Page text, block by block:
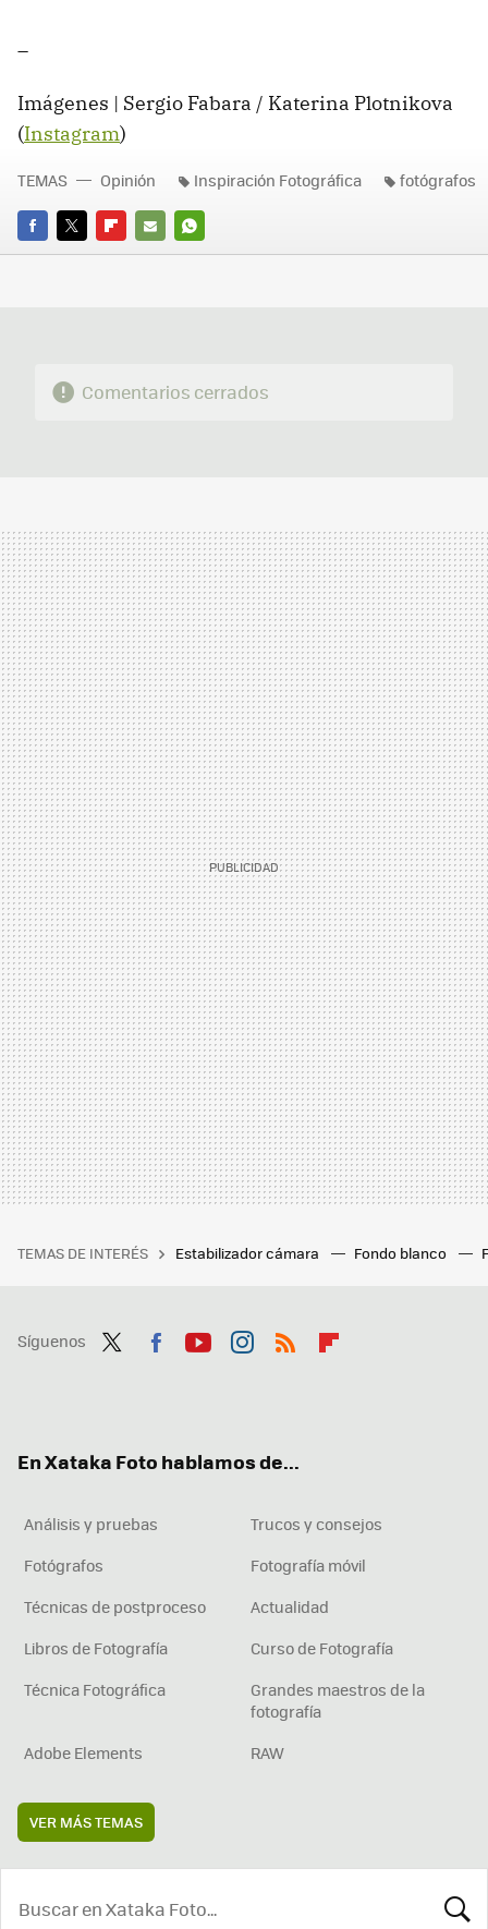
Imágenes | Sergio Fabara / Katerina Plotnikova
(Instagram)
FACEBOOK
TWITTERFLIPBOARD
E-
WHATSAPP
TEMAS Opinión Inspiración Fotográfica fotógrafos
Comentarios cerrados
TEMAS DE INTERÉS Estabilizador cámara Fondo blanco
Síguenos
En Xataka Foto hablamos de...
Análisis y pruebas
Trucos y consejos
Fotógrafos
Fotografía móvil
Técnicas de postproceso
Actualidad
Libros de Fotografía
Curso de Fotografía
Técnica Fotográfica
Grandes maestros de la
fotografía
Adobe Elements
RAW
VER MÁS TEMAS